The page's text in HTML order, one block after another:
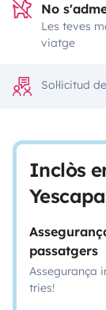
No
Les teves
viatge
Sol·licitud
Inclòs
passatgers
Assegurança
tries!